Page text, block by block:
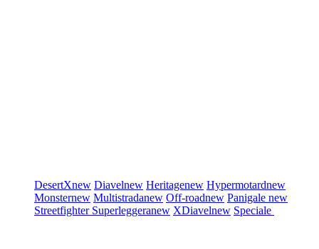
DesertXnew Diavelnew Heritagenew Hypermotardnew
Monsternew Multistradanew Off-roadnew Panigale new
Streetfighter Superleggeranew XDiavelnew Speciale